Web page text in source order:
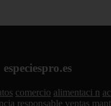
especiespro.es
comercio alimentaci n
responsable ventas